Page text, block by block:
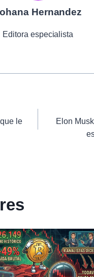
Hernandez
Editora especialista
le
Elon